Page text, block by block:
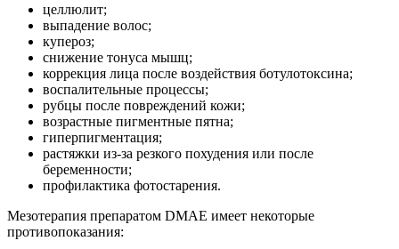
целлюлит;
выпадение волос;
купероз;
снижение тонуса мышц;
коррекция лица после воздействия ботулотоксина;
воспалительные процессы;
рубцы после повреждений кожи;
возрастные пигментные пятна;
гиперпигментация;
растяжки из-за резкого похудения или после
беременности;
профилактика фотостарения.
Мезотерапия препаратом DMAE имеет некоторые
противопоказания: